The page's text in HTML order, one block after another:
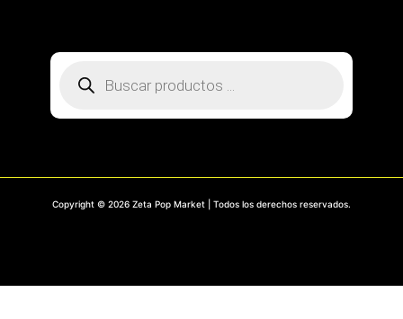
Búsqueda
Copyright © 2026 Zeta Pop Market | Todos los derechos reservados.